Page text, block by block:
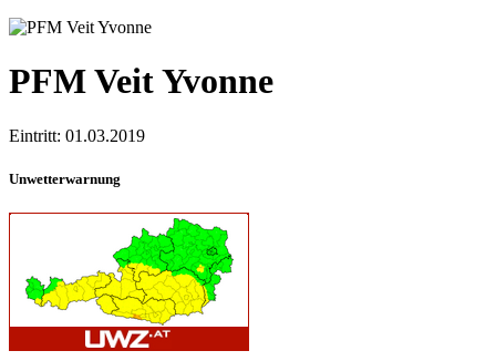
PFM Veit Yvonne
Eintritt: 01.03.2019
Unwetterwarnung